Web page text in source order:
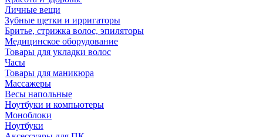
Личные вещи
Зубные щетки и ирригаторы
Бритье, стрижка волос, эпиляторы
Медицинское оборудование
Товары для укладки волос
Часы
Товары для маникюра
Массажеры
Весы напольные
Ноутбуки и компьютеры
Моноблоки
Ноутбуки